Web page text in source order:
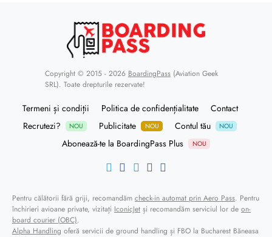
Copyright © 2015 - 2026 BoardingPass (Aviation Geek
SRL). Toate drepturile rezervate!
Termeni și condiții Politica de confidențialitate
Contact
Recrutezi?
NOU Publicitate NOU Contul tău NOU
Abonează-te la BoardingPass Plus NOU
Pentru călătorii fără griji, recomandăm check-in automat prin Aero Pass. Pentru
închirieri avioane private, vizitați IconicJet și recomandăm serviciul lor de on-
board courier (OBC).
Alpha Handling oferă servicii de ground handling și FBO la Bucharest Băneasa